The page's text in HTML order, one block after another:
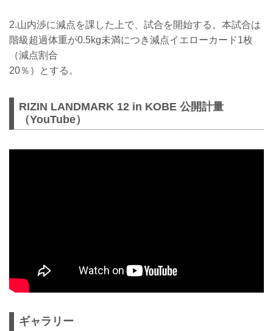
2.山内渉に減点を課した上で、試合を開始する。本試合は
階級超過体重が0.5kg未満につき減点イエローカード1枚
（減点割合
20％）とする。
RIZIN LANDMARK 12 in KOBE 公開計量
（YouTube）
ギャラリー